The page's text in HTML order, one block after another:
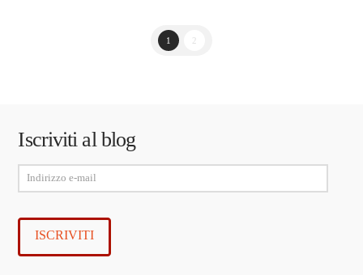
1 2
Iscriviti al blog
Indirizzo
e-
mail
ISCRIVITI